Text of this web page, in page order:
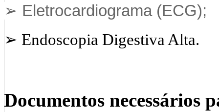
➢ Eletrocardiograma (ECG);
➢ Endoscopia Digestiva Alta.
Documentos necessários